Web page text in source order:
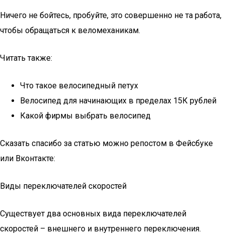
Ничего не бойтесь, пробуйте, это совершенно не та работа,
чтобы обращаться к веломеханикам.
Читать также:
Что такое велосипедный петух
Велосипед для начинающих в пределах 15К рублей
Какой фирмы выбрать велосипед
Сказать спасибо за статью можно репостом в Фейсбуке
или Вконтакте:
Виды переключателей скоростей
Существует два основных вида переключателей
скоростей – внешнего и внутреннего переключения.